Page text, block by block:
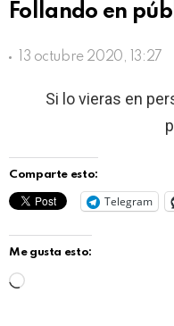
Follando en
13 octubre 2020, 13:27
Si lo vieras en
Comparte esto:
Telegram
Me gusta esto: